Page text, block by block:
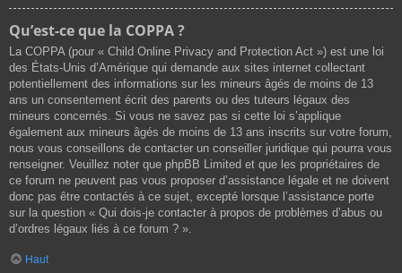
Qu’est-ce que la COPPA ?
La COPPA (pour « Child Online Privacy and Protection Act ») est une loi
des États-Unis d’Amérique qui demande aux sites internet collectant
potentiellement des informations sur les mineurs âgés de moins de 13
ans un consentement écrit des parents ou des tuteurs légaux des
mineurs concernés. Si vous ne savez pas si cette loi s’applique
également aux mineurs âgés de moins de 13 ans inscrits sur votre forum,
nous vous conseillons de contacter un conseiller juridique qui pourra vous
renseigner. Veuillez noter que phpBB Limited et que les propriétaires de
ce forum ne peuvent pas vous proposer d’assistance légale et ne doivent
donc pas être contactés à ce sujet, excepté lorsque l’assistance porte
sur la question « Qui dois-je contacter à propos de problèmes d’abus ou
d’ordres légaux liés à ce forum ? ».
Haut